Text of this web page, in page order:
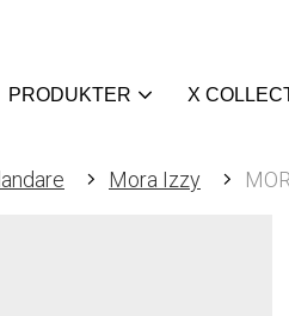
PRODUKTER X
Mora Izzy